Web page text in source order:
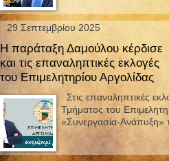
29 Σεπτεμβρίου 2025
Η παράταξη Δαμούλου κέρδισε
και τις επαναληπτικές εκλογές
του Επιμελητηρίου Αργολίδας
Στις επαναληπτικές
Τμήματος του
«Συνεργασία-Ανάπυξη»